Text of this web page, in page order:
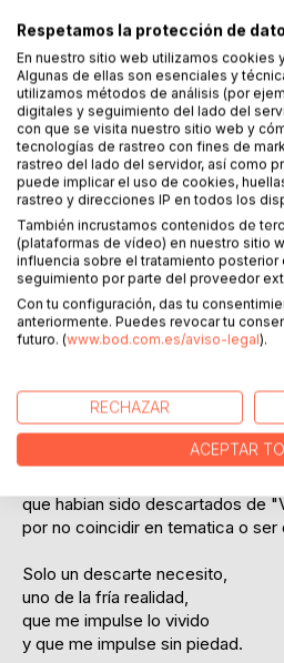
Haz una reseña
DESCRIPCIÓN
Lo que el Poema Quiso Ser és un
partes, la primera son
abordan sentimientos humanos.
poemas sobre sus pensamientos
"Nacho Villalba Sin Bozal", es lo
con esta serie, una cercania y
sin censura ninguna. En sus
sea el poemario más correcto
que habian sido descartados de
por no coincidir en tematica o ser
Solo un descarte necesito,
uno de la fría realidad,
que me impulse lo vivido
y que me impulse sin piedad.
Respetamos la protección de
En nuestro sitio web utilizamos cookies
Algunas de ellas son esenciales y
utilizamos métodos de análisis (por
digitales y seguimiento del lado del
con que se visita nuestro sitio web y
tecnologías de rastreo con fines de
rastreo del lado del servidor, así como
puede implicar el uso de cookies,
rastreo y direcciones IP en todos los
También incrustamos contenidos de
(plataformas de vídeo) en nuestro sitio
influencia sobre el tratamiento posterior
seguimiento por parte del proveedor
Con tu configuración, das tu
anteriormente. Puedes revocar tu
futuro. (www.bod.com.es/aviso-legal).
RECHAZAR
ACEPTAR